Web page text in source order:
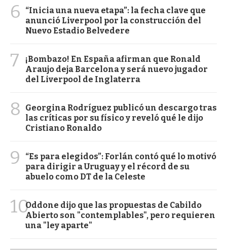
6
“Inicia una nueva etapa”: la fecha clave que
anunció Liverpool por la construcción del
Nuevo Estadio Belvedere
7
¡Bombazo! En España afirman que Ronald
Araujo deja Barcelona y será nuevo jugador
del Liverpool de Inglaterra
8
Georgina Rodríguez publicó un descargo tras
las críticas por su físico y reveló qué le dijo
Cristiano Ronaldo
9
“Es para elegidos”: Forlán contó qué lo motivó
para dirigir a Uruguay y el récord de su
abuelo como DT de la Celeste
10Oddone dijo que las propuestas de Cabildo
Abierto son "contemplables", pero requieren
una "ley aparte"